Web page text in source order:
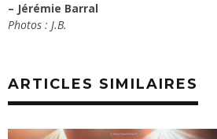
– Jérémie Barral
Photos : J.B.
ARTICLES SIMILAIRES